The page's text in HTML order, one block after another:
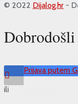
© 2022 Dijalog.hr -
Prijava putem
ili